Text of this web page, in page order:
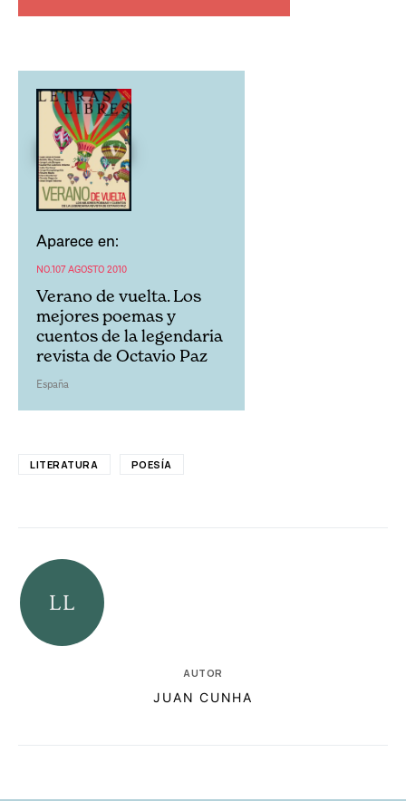
Aparece en:
NO.107 AGOSTO 2010
Verano de vuelta. Los
mejores poemas y
cuentos de la legendaria
revista de Octavio Paz
España
LITERATURA POESÍA
AUTOR
JUAN CUNHA